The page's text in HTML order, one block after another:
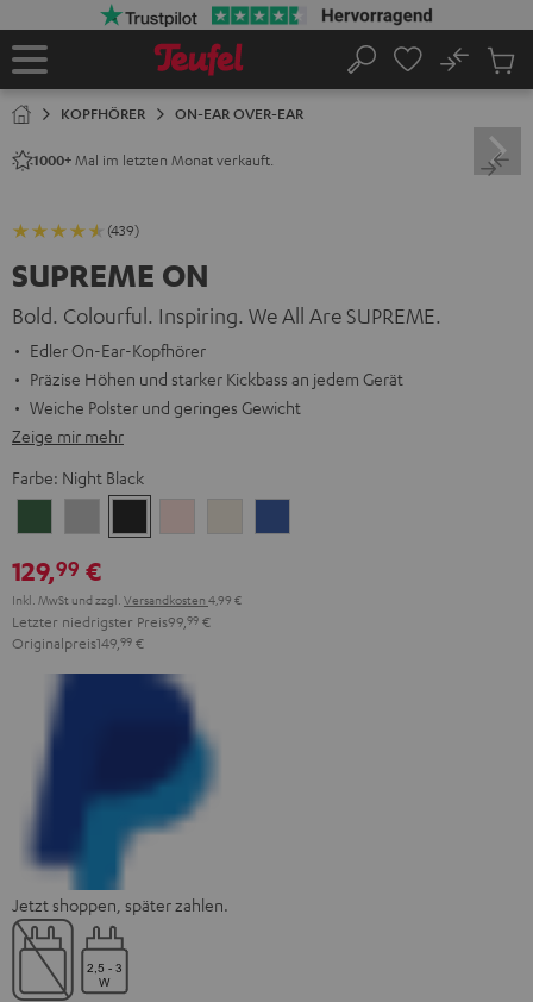
Startseite
Suche
No
KOPFHÖRER ON-EAR OVER-EAR
1000+ Mal im letzten Monat verkauft.
(439)
SUPREME ON
Bold. Colourful. Inspiring. We All Are SUPREME.
Edler On-Ear-Kopfhörer
Präzise Höhen und starker Kickbass an jedem Gerät
Weiche Polster und geringes Gewicht
Zeige mir mehr
Farbe: Night Black
Green Gray
Black
White
129,99 €
Inkl. MwSt und zzgl. Versandkosten 4,99 €
Letzter niedrigster Preis99, 99 €
Originalpreis149, 99 €
Jetzt shoppen, später zahlen.